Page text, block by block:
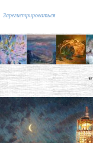
Зарегистрироваться